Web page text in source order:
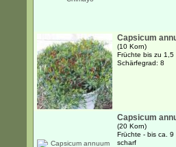
Capsicum
(10 Korn)
Früchte bis zu
Schärfegrad: 8
Capsicum
(20 Korn)
Früchte - bis ca.
scharf